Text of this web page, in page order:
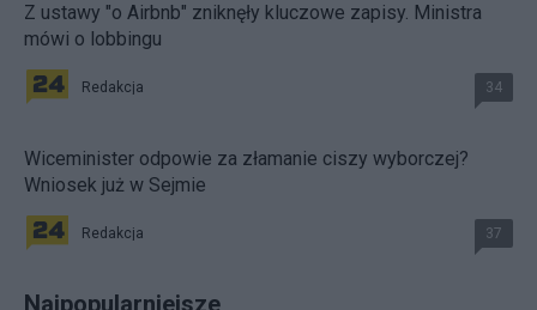
Z ustawy "o Airbnb" zniknęły kluczowe zapisy. Ministra
mówi o lobbingu
Redakcja 34
Wiceminister odpowie za złamanie ciszy wyborczej?
Wniosek już w Sejmie
Redakcja 37
Najpopularniejsze